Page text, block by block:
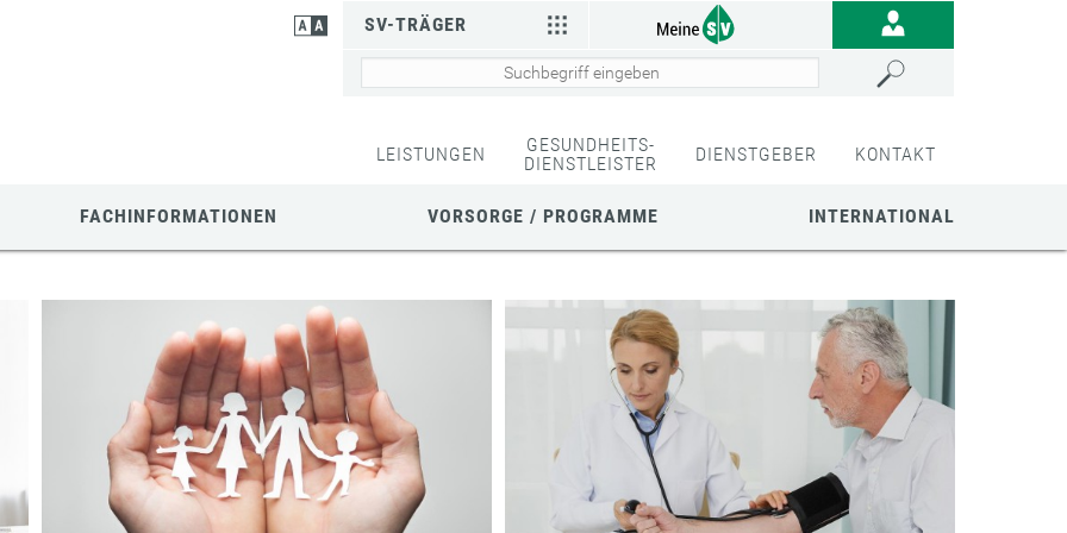
SV-TRÄGER
LEISTUNGEN
GESUNDHEITS-
DIENSTLEISTER
DIENSTGEBER KONTAKT
FACHINFORMATIONEN VORSORGE / PROGRAMME INTERNATIONAL